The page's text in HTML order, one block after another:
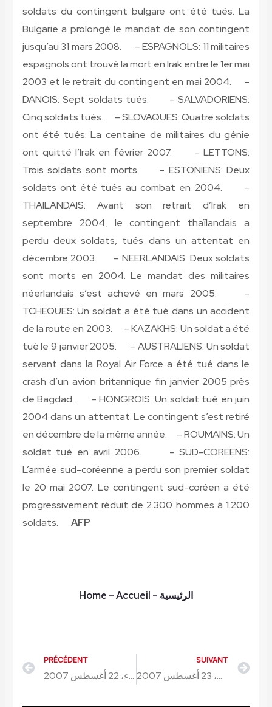
soldats du contingent bulgare ont été tués. La
Bulgarie a prolongé le mandat de son contingent
jusqu’au 31 mars 2008. – ESPAGNOLS: 11 militaires
espagnols ont trouvé la mort en Irak entre le 1er mai
2003 et le retrait du contingent en mai 2004. –
DANOIS: Sept soldats tués. – SALVADORIENS:
Cinq soldats tués. – SLOVAQUES: Quatre soldats
ont été tués. La centaine de militaires du génie
ont quitté l’Irak en février 2007. – LETTONS:
Trois soldats sont morts. – ESTONIENS: Deux
soldats ont été tués au combat en 2004. –
THAILANDAIS: Avant son retrait d’Irak en
septembre 2004, le contingent thaïlandais a
perdu deux soldats, tués dans un attentat en
décembre 2003. – NEERLANDAIS: Deux soldats
sont morts en 2004. Le mandat des militaires
néerlandais s’est achevé en mars 2005. –
TCHEQUES: Un soldat a été tué dans un accident
de la route en 2003. – KAZAKHS: Un soldat a été
tué le 9 janvier 2005. – AUSTRALIENS: Un soldat
servant dans la Royal Air Force a été tué dans le
crash d’un avion britannique fin janvier 2005 près
de Bagdad. – HONGROIS: Un soldat tué en juin
2004 dans un attentat. Le contingent s’est retiré
en décembre de la même année. – ROUMAINS: Un
soldat tué en avril 2006. – SUD-COREENS:
L’armée sud-coréenne a perdu son premier soldat
le 20 mai 2007. Le contingent sud-coréen a été
progressivement réduit de 2.300 hommes à 1.200
soldats.
AFP
Home – Accueil – الرئيسية
Précédent
PRÉCÉDENT
الأربعاء، 22 أغسطس 2007
SUIVANT
الخميس، 23 أغسطس 2007